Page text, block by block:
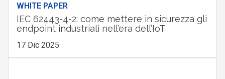
WHITE PAPER
IEC 62443-4-2: come mettere in sicurezza gli
endpoint industriali nell’era dell’IoT
17 Dic 2025